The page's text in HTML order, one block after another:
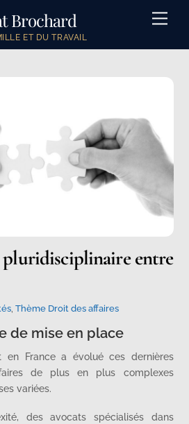
Brochard
ET DU TRAVAIL
entre
,Thème Droit des affaires
de mise en place
en France a évolué ces dernières
de plus en plus complexes
variées.
des avocats spécialisés dans